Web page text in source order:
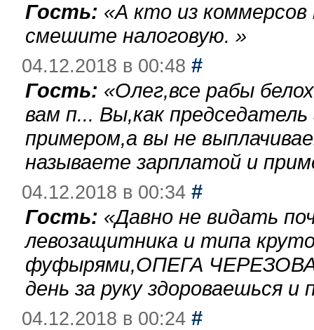
Гость: «А кто из
смешите налоговую. »
04.12.2018 в 00:48 #
Гость: «Олег,все рабы
вам п... Вы,как
примером,а вы не
называете зарплатой и
04.12.2018 в 00:34 #
Гость: «Давно не видать
левозащитника и типа
фуфырями,ОПЕГА
день за руку здороваешься
04.12.2018 в 00:24 #